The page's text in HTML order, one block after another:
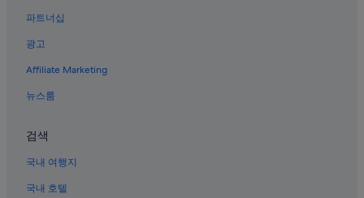
파라다이스의 아파트식 호텔
이스트 오브 더 스트립의 5성급 호텔
파라다이스의 웨딩 호텔
파트너십
광고
Affiliate Marketing
뉴스룸
검색
국내 여행지
국내 호텔